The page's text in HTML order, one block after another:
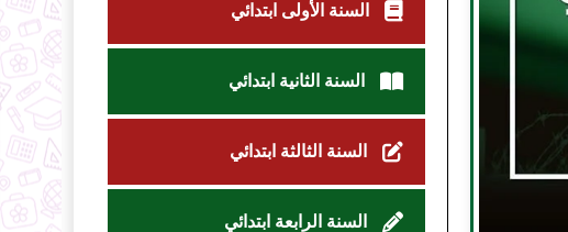
السنة الأولى ابتدائي
السنة الثانية ابتدائي
السنة الثالثة ابتدائي
السنة الرابعة ابتدائي